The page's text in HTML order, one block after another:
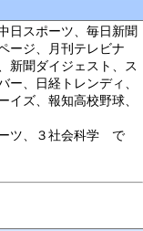
日スポーツ、毎日新聞
ージ、月刊テレビナ
新聞ダイジェスト、ス
ー、日経トレンディ、
イズ、報知高校野球、
ツ、３社会科学 で